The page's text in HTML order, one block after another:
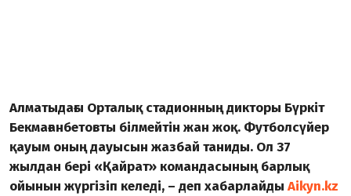
Алматыдағы Орталық стадионның дикторы Бүркіт
Бекмағанбетовты білмейтін жан жоқ. Футболсүйер
қауым оның дауысын жазбай таниды. Ол 37
жылдан бері «Қайрат» командасының барлық
ойынын жүргізіп келеді, – деп хабарлайды Aikyn.kz